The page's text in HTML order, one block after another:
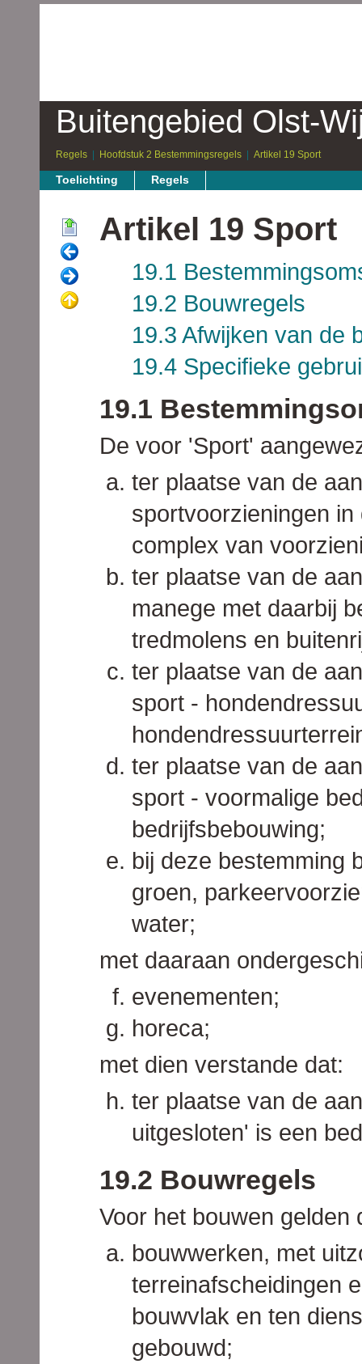
Buitengebied Olst-
Regels Hoofdstuk 2 Bestemmingsregels Artikel 19 Sport
Toelichting Regels
Artikel 19 Sport
19.1
19.2 Bouwregels
19.3 Afwijken van de
19.4 Specifieke
19.1
De voor 'Sport'
ter plaatse van de
sportvoorzieningen
complex van
ter plaatse van de
manege met daarbij
tredmolens en
ter plaatse van de
sport -
ter plaatse van de
sport - voormalige
bedrijfsbebouwing;
bij deze bestemming
groen,
water;
met daaraan
evenementen;
horeca;
met dien verstande dat:
ter plaatse van de
uitgesloten' is een
19.2 Bouwregels
Voor het bouwen gelden
bouwwerken, met
terreinafscheidingen
bouwvlak en ten
gebouwd;